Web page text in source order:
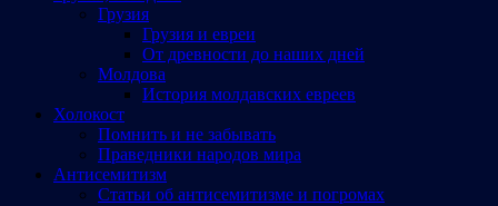
Грузия
Грузия и евреи
От древности до наших дней
Молдова
История молдавских евреев
Холокост
Помнить и не забывать
Праведники народов мира
Антисемитизм
Статьи об антисемитизме и погромах